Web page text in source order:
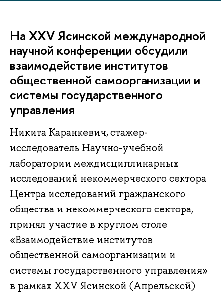
На ХXV Ясинской международной
научной конференции обсудили
взаимодействие институтов
общественной самоорганизации и
системы государственного
управления
Никита Каранкевич, стажер-
исследователь Научно-учебной
лаборатории междисциплинарных
исследований некоммерческого сектора
Центра исследований гражданского
общества и некоммерческого сектора,
принял участие в круглом столе
«Взаимодействие институтов
общественной самоорганизации и
системы государственного управления»
в рамках ХXV Ясинской (Апрельской)